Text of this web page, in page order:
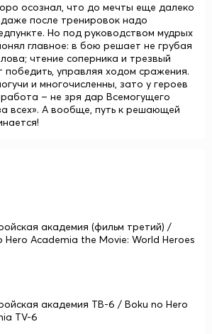
осознал, что до мечты еще далеко
после тренировок надо
Но под руководством мудрых
главное: в бою решает не грубая
чтение соперника и трезвый
победить, управляя ходом сражения.
и многочисленны, зато у героев
– не зря дар Всемогущего
всех». А вообще, путь к решающей
академия (фильм третий) /
Hero Academia the Movie: World Heroes
академия ТВ-6 / Boku no Hero
TV-6